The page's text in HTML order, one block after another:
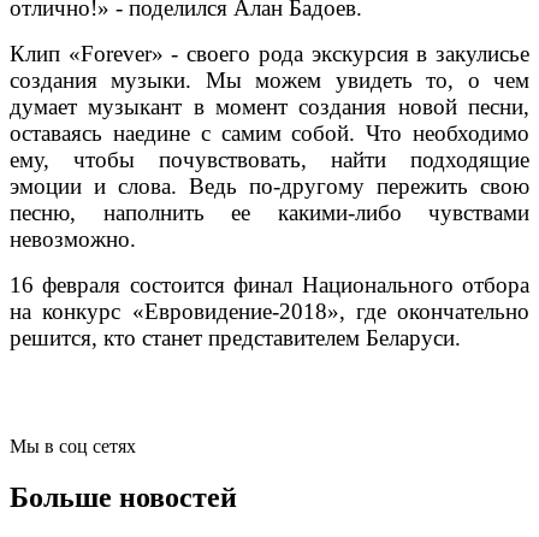
отлично!» - поделился Алан Бадоев.
Клип «Forever» - своего рода экскурсия в закулисье
создания музыки. Мы можем увидеть то, о чем
думает музыкант в момент создания новой песни,
оставаясь наедине с самим собой. Что необходимо
ему, чтобы почувствовать, найти подходящие
эмоции и слова. Ведь по-другому пережить свою
песню, наполнить ее какими-либо чувствами
невозможно.
16 февраля состоится финал Национального отбора
на конкурс «Евровидение-2018», где окончательно
решится, кто станет представителем Беларуси.
Мы в соц сетях
Больше новостей